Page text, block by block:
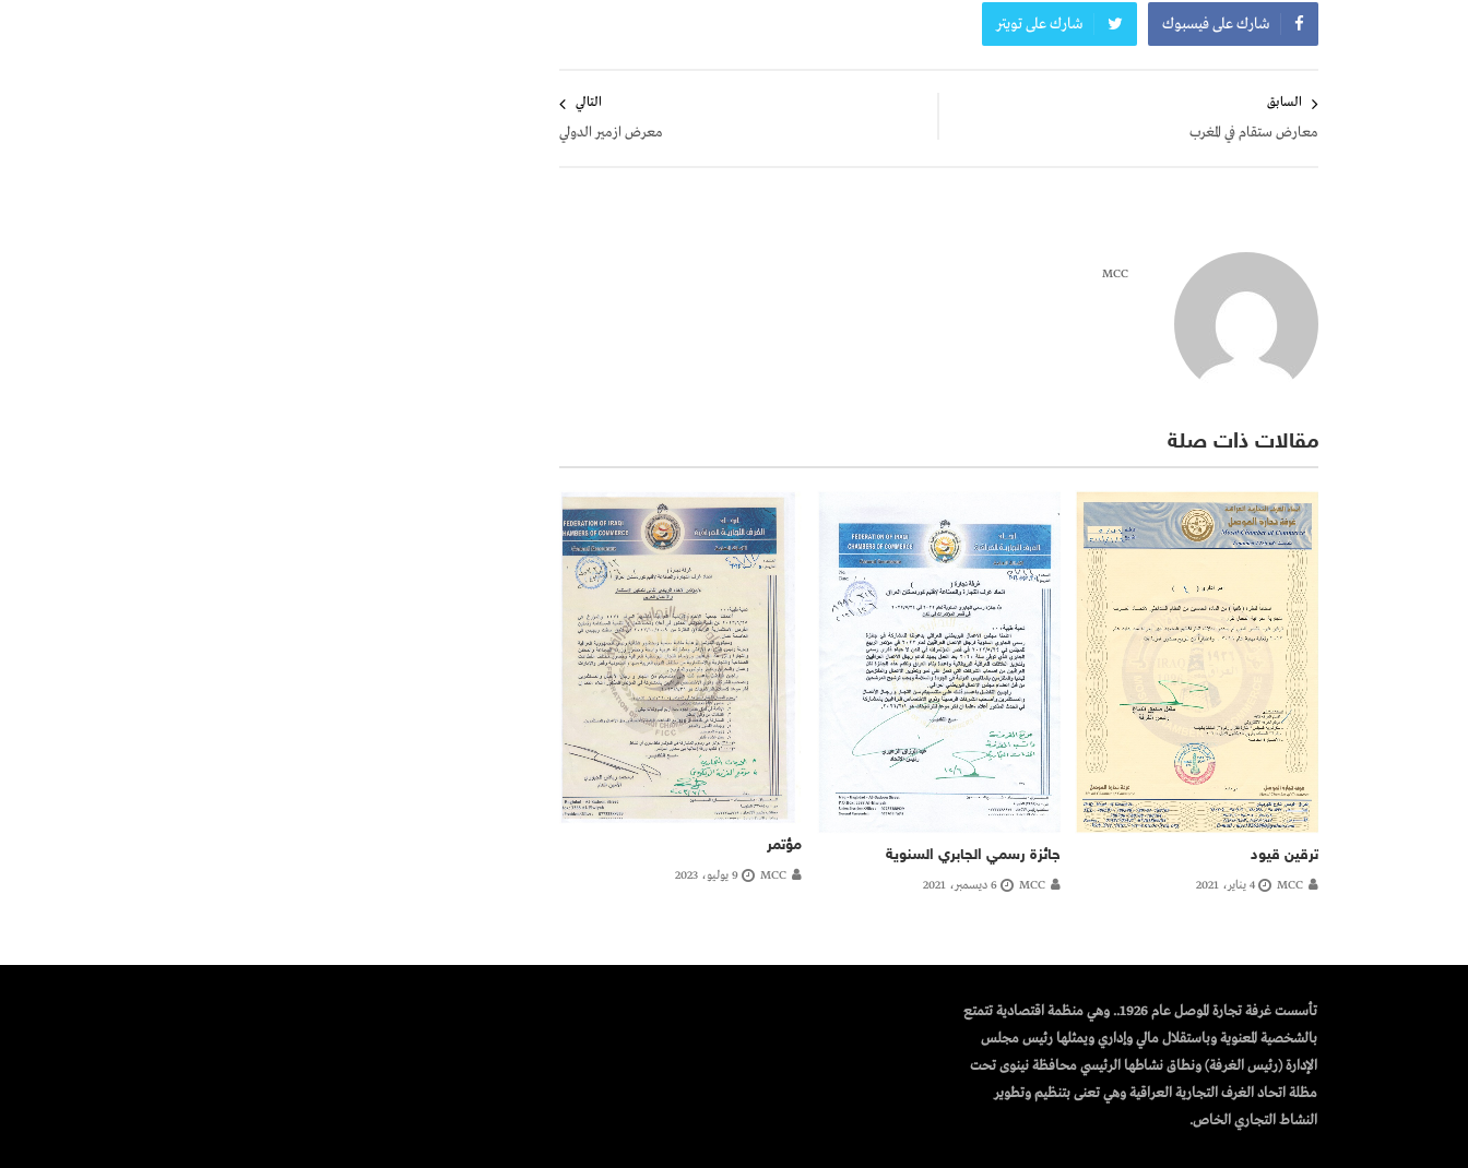
شارك على فيسبوك شارك على تويتر
المقالات
السابق
معارض ستقام في المغرب
التالي
معرض ازمير الدولي
MCC
مقالات ذات صلة
ترقين قيود
MCC 4 يناير، 2021
جائزة رسمي الجابري السنوية
MCC 6 ديسمبر، 2021
مؤتمر
MCC 9 يوليو، 2023
تأسست غرفة تجارة الموصل عام 1926.. وهي منظمة اقتصادية تتمتع
بالشخصية المعنوية وباستقلال مالي وإداري ويمثلها رئيس مجلس
الإدارة (رئيس الغرفة) ونطاق نشاطها الرئيسي محافظة نينوى تحت
مظلة اتحاد الغرف التجارية العراقية وهي تعنى بتنظيم وتطوير
النشاط التجاري الخاص.